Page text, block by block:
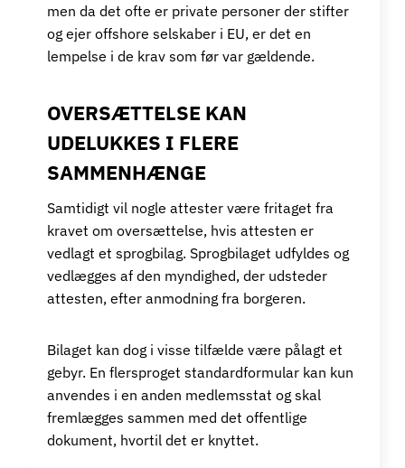
men da det ofte er private personer der stifter
og ejer offshore selskaber i EU, er det en
lempelse i de krav som før var gældende.
OVERSÆTTELSE KAN
UDELUKKES I FLERE
SAMMENHÆNGE
Samtidigt vil nogle attester være fritaget fra
kravet om oversættelse, hvis attesten er
vedlagt et sprogbilag. Sprogbilaget udfyldes og
vedlægges af den myndighed, der udsteder
attesten, efter anmodning fra borgeren.
Bilaget kan dog i visse tilfælde være pålagt et
gebyr. En flersproget standardformular kan kun
anvendes i en anden medlemsstat og skal
fremlægges sammen med det offentlige
dokument, hvortil det er knyttet.